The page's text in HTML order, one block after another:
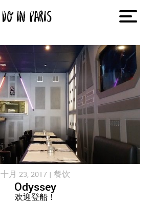
十月 23, 2017 | 餐饮
Odyssey
欢迎登船！